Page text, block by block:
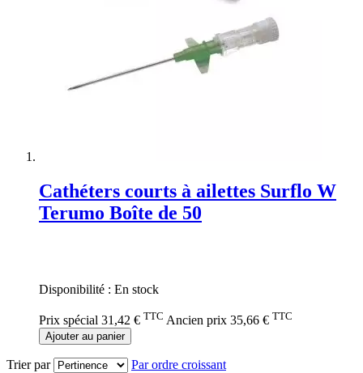
Cathéters courts à ailettes Surflo W
Terumo Boîte de 50
Disponibilité : En stock
Prix spécial 31,42 € TTC Ancien prix 35,66 € TTC
Ajouter au panier
Trier par Par ordre croissant